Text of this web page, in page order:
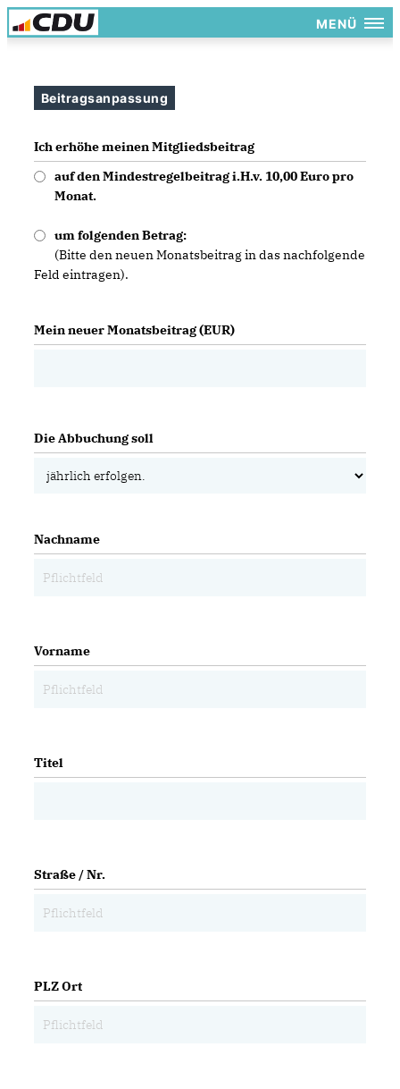
MENÜ
Beitragsanpassung
Ich erhöhe meinen Mitgliedsbeitrag
auf den Mindestregelbeitrag i.H.v. 10,00 Euro pro
Monat.
um folgenden Betrag:
(Bitte den neuen Monatsbeitrag in das nachfolgende
Feld eintragen).
Mein neuer Monatsbeitrag (EUR)
Die Abbuchung soll
Nachname
Vorname
Titel
Straße / Nr.
PLZ Ort